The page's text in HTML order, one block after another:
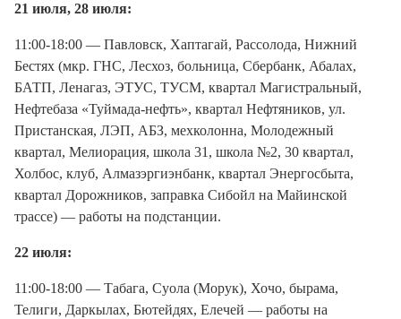
21 июля, 28 июля:
11:00-18:00 — Павловск, Хаптагай, Рассолода, Нижний
Бестях (мкр. ГНС, Лесхоз, больница, Сбербанк, Абалах,
БАТП, Ленагаз, ЭТУС, ТУСМ, квартал Магистральный,
Нефтебаза «Туймада-нефть», квартал Нефтяников, ул.
Пристанская, ЛЭП, АБЗ, мехколонна, Молодежный
квартал, Мелиорация, школа 31, школа №2, 30 квартал,
Холбос, клуб, Алмазэргиэнбанк, квартал Энергосбыта,
квартал Дорожников, заправка Сибойл на Майинской
трассе) — работы на подстанции.
22 июля:
11:00-18:00 — Табага, Суола (Морук), Хочо, бырама,
Телиги, Даркылах, Бютейдях, Елечей — работы на